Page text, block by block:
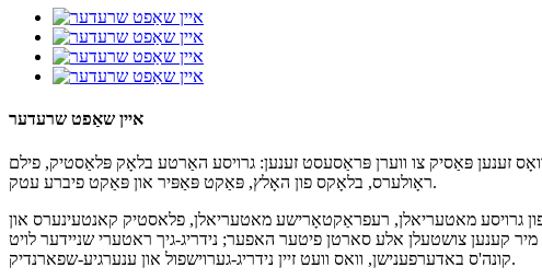
איין שאַפט שרעדער
זענען פּאַסיק צו ווערן פּראַסעסט זענען: גרויסע האַרטע בלאָק פּלאַסטיק, פילם
ראָולערס, בלאָקס פון האָלץ, פּאַקט פּאַפּיר און פּאַקט פיברע עטק.
גרויסע מאטעריאלן, רעפראַקטאָרישע מאטעריאלן, פלאסטיק קאנטעינערס און
קענען זיין קליין ביז 20 מ"מ לויט פארשידענע באדערפענישן. מיר קענען צושטעלן אלע סארטן פיטער האפער; נידריג-גיך ראטערי שניידער לויט
קונה'ס באדערפענישן, וואס וועט זיין נידריג-גערוישפול און ענערגיע-שפארנדיק.